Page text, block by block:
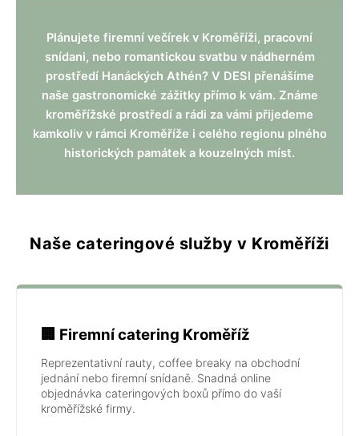
Plánujete firemní večírek v Kroměříži, pracovní
snídani, nebo romantickou svatbu v nádherném
prostředí Hanáckých Athén? V DESI přenášíme
naše gastronomické zážitky přímo k vám. Známe
kroměřížské prostředí a rádi za vámi přijedeme
kamkoliv v rámci Kroměříže i celého regionu plného
historických památek a kouzelných míst.
Naše cateringové služby v Kroměříži
🏢 Firemní catering Kroměříž
Reprezentativní rauty, coffee breaky na obchodní
jednání nebo firemní snídaně. Snadná online
objednávka cateringových boxů přímo do vaší
kroměřížské firmy.